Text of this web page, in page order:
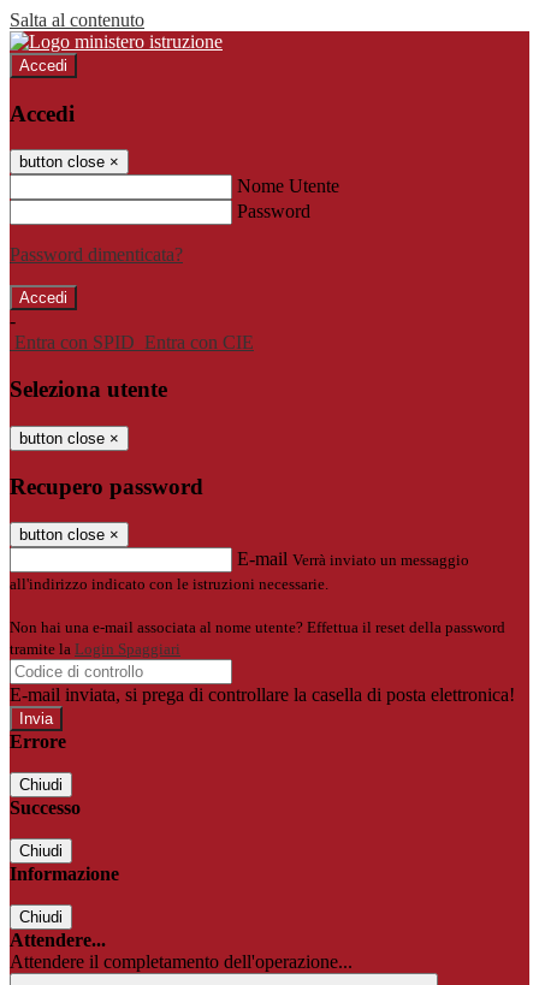
Salta al contenuto
Accedi
Accedi
button close ×
Nome Utente
Password
Password dimenticata?
-
Entra con SPID Entra con CIE
Seleziona utente
button close ×
Recupero password
button close ×
E-mail Verrà inviato un messaggio
all'indirizzo indicato con le istruzioni necessarie.
Non hai una e-mail associata al nome utente? Effettua il reset della password
tramite la Login Spaggiari
E-mail inviata, si prega di controllare la casella di posta elettronica!
Errore
Chiudi
Successo
Chiudi
Informazione
Chiudi
Attendere...
Attendere il completamento dell'operazione...